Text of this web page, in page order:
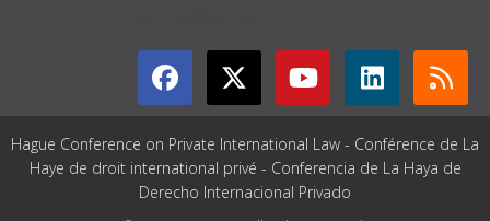
Hague Conference on Private International Law - Conférence de La
Haye de droit international privé - Conferencia de La Haya de
Derecho Internacional Privado